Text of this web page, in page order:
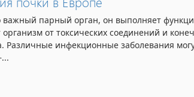
парный орган, он выполняет
от токсических соединений и
Различные инфекционные заболевания